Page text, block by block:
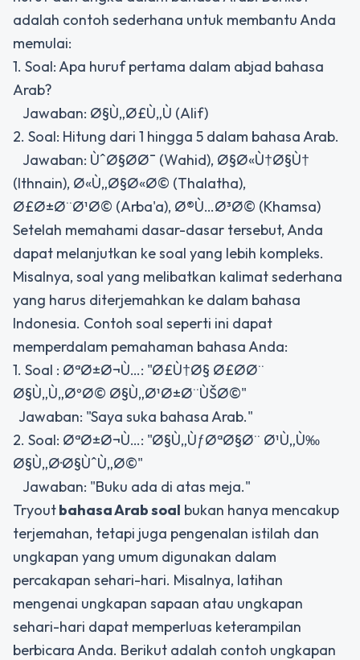
adalah contoh sederhana untuk membantu Anda
memulai:
1. Soal: Apa huruf pertama dalam abjad bahasa
Arab?
Jawaban: Ø§Ù„Ø£Ù„Ù (Alif)
2. Soal: Hitung dari 1 hingga 5 dalam bahasa Arab.
Jawaban: ÙˆØ§Ø­Ø¯ (Wahid), Ø§Ø«Ù†Ø§Ù†
(Ithnain), Ø«Ù„Ø§Ø«Ø© (Thalatha),
Ø£Ø±Ø¨Ø¹Ø© (Arba'a), Ø®Ù…Ø³Ø© (Khamsa)
Setelah memahami dasar-dasar tersebut, Anda
dapat melanjutkan ke soal yang lebih kompleks.
Misalnya, soal yang melibatkan kalimat sederhana
yang harus diterjemahkan ke dalam bahasa
Indonesia. Contoh soal seperti ini dapat
memperdalam pemahaman bahasa Anda:
1. Soal : ØªØ±Ø¬Ù…: "Ø£Ù†Ø§ Ø£Ø­Ø¨
Ø§Ù„Ù„ØºØ© Ø§Ù„Ø¹Ø±Ø¨ÙŠØ©"
Jawaban: "Saya suka bahasa Arab."
2. Soal: ØªØ±Ø¬Ù…: "Ø§Ù„ÙƒØªØ§Ø¨ Ø¹Ù„Ù‰
Ø§Ù„Ø·Ø§ÙˆÙ„Ø©"
Jawaban: "Buku ada di atas meja."
Tryoutbahasa Arab soal bukan hanya mencakup
terjemahan, tetapi juga pengenalan istilah dan
ungkapan yang umum digunakan dalam
percakapan sehari-hari. Misalnya, latihan
mengenai ungkapan sapaan atau ungkapan
sehari-hari dapat memperluas keterampilan
berbicara Anda. Berikut adalah contoh ungkapan